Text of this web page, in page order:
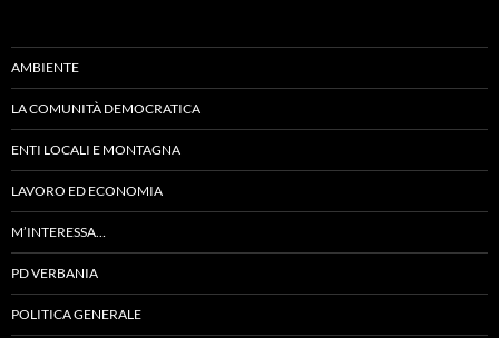
AMBIENTE
LA COMUNITÀ DEMOCRATICA
ENTI LOCALI E MONTAGNA
LAVORO ED ECONOMIA
M’INTERESSA…
PD VERBANIA
POLITICA GENERALE